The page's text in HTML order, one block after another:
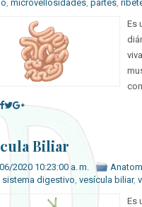
microvellosidades partes
Es
Biliar
2020 10:23:00 a. m.
sistema digestivo vesícula biliar,
Es